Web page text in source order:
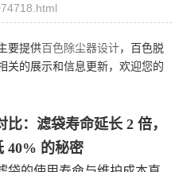
要提供百色除尘器设计，百色脱
关的展示和信息更新，欢迎您的
：滤袋寿命延长 2 倍，
40% 的秘密